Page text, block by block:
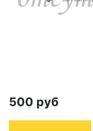
500 руб